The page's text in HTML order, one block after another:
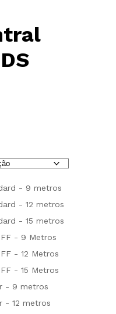
- 9 metros
- 12 metros
- 15 metros
- 9 Metros
- 12 Metros
- 15 Metros
- 9 metros
- 12 metros